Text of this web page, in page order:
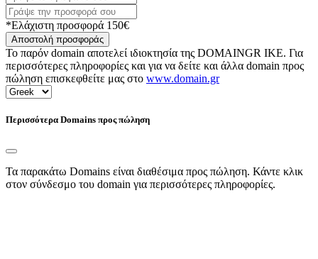
*Ελάχιστη προσφορά 150€
Αποστολή προσφοράς
Το παρόν domain αποτελεί ιδιοκτησία της DOMAINGR ΙΚΕ. Για
περισσότερες πληροφορίες και για να δείτε και άλλα domain προς
πώληση επισκεφθείτε μας στο www.domain.gr
Περισσότερα Domains προς πώληση
Τα παρακάτω Domains είναι διαθέσιμα προς πώληση. Κάντε κλικ
στον σύνδεσμο του domain για περισσότερες πληροφορίες.